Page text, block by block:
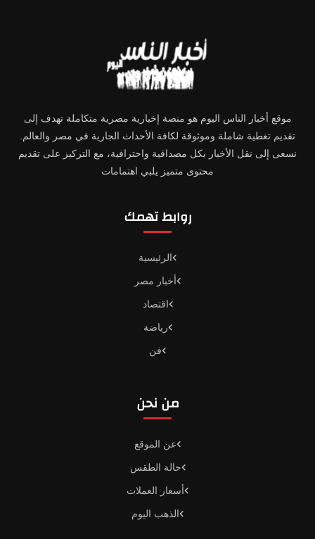
موقع أخبار الناس اليوم هو منصة إخبارية مصرية متكاملة تهدف إلى
تقديم تغطية شاملة وموثوقة لكافة الأحداث الجارية في مصر والعالم.
نسعى إلى نقل الأخبار بكل مصداقية واحترافية، مع التركيز على تقديم
محتوى متميز يلبي اهتمامات
روابط تهمك
الرئيسية
أخبار مصر
اقتصاد
رياضة
فن
من نحن
عن الموقع
حالة الطقس
أسعار العملات
الذهب اليوم